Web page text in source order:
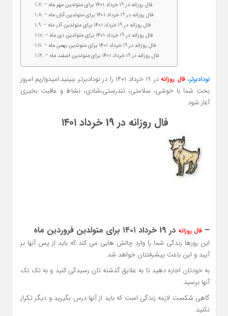
– فال روزانه در 19 خرداد ۱۴۰۱ برای متولدین مهر ماه
– فال روزانه در 19 خرداد ۱۴۰۱ برای متولدین آبان ماه
– فال روزانه در 19 خرداد ۱۴۰۱ برای متولدین آذر ماه
– فال روزانه در 19 خرداد ۱۴۰۱ برای متولدین دی ماه
– فال روزانه در 19 خرداد ۱۴۰۱ برای متولدین بهمن ماه
– فال روزانه در 19 خرداد ۱۴۰۱ برای متولدین اسفند ماه
نودادبرتر،فال روزانه
در 19 خرداد ۱۴۰۱ را در نودادبرتر ببینید.امیدواریم امروز
بخت شما با خوشی، سلامتی، تندرستی،شادی، نشاط و عاقبت بخیری
آغاز شود.
فال روزانه در 19 خرداد ۱۴۰۱
– فال روزانه در 19 خرداد ۱۴۰۱ برای متولدین فروردین ماه
این روزها زندگی شما را وارد چالش هایی می کند که باید از پس آنها بر
آیید و این باعث پیشرفتتان خواهد شد.
به خودتان اجازه دهید تا به علایق گذشته تان رسیدگی کنید و به تک تک
آنها برسید.
گاهی شکست لازمه زندگی است که باید از آنها درس بگیرید و دیگر تکرار
نکنید.